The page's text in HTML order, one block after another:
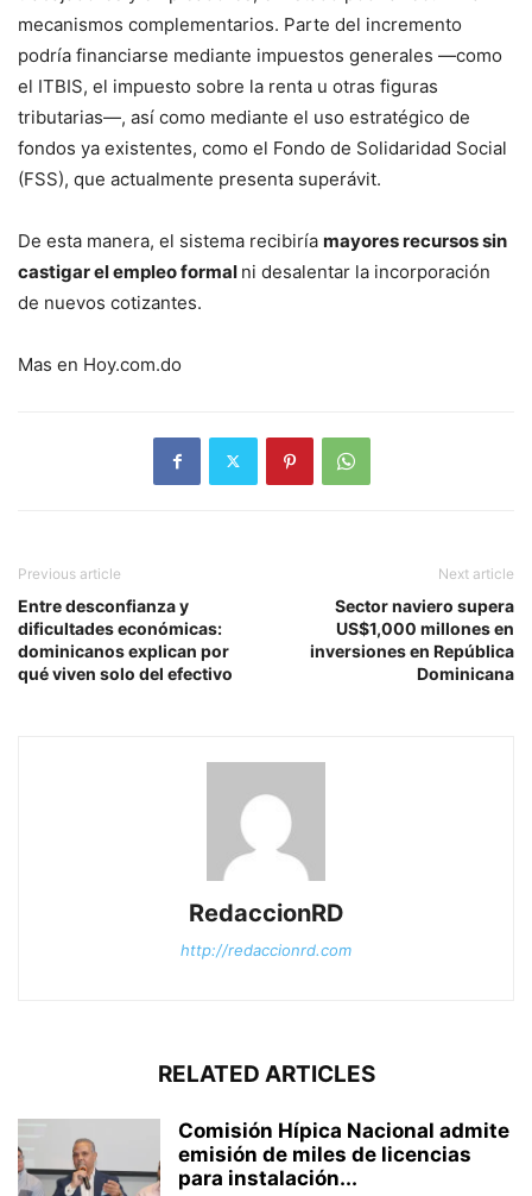
mecanismos complementarios. Parte del incremento
podría financiarse mediante impuestos generales —como
el ITBIS, el impuesto sobre la renta u otras figuras
tributarias—, así como mediante el uso estratégico de
fondos ya existentes, como el Fondo de Solidaridad Social
(FSS), que actualmente presenta superávit.
De esta manera, el sistema recibiría mayores recursos sin
castigar el empleo formal ni desalentar la incorporación
de nuevos cotizantes.
Mas en Hoy.com.do
Previous article
Entre desconfianza y
dificultades económicas:
dominicanos explican por
qué viven solo del efectivo
Next article
Sector naviero supera
US$1,000 millones en
inversiones en República
Dominicana
RedaccionRD
http://redaccionrd.com
RELATED ARTICLES
Comisión Hípica Nacional admite
emisión de miles de licencias
para instalación...